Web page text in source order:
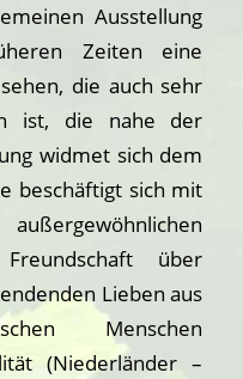
Ausstellung
Zeiten eine
die auch sehr
ist, die nahe der
widmet sich dem
beschäftigt sich mit
über
Lieben aus
Menschen
(Niederländer –